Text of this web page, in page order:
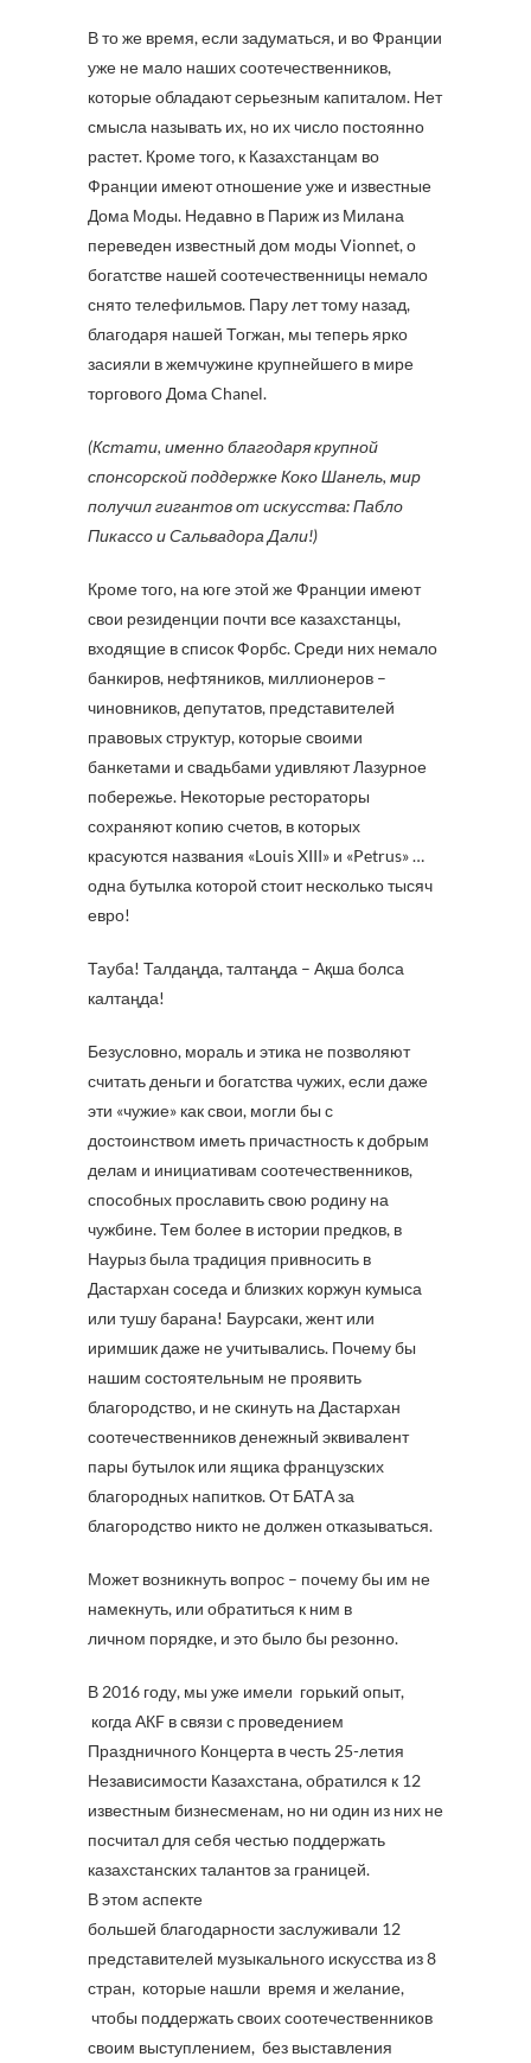
В то же время, если задуматься, и во Франции
уже не мало наших соотечественников,
которые обладают серьезным капиталом. Нет
смысла называть их, но их число постоянно
растет. Кроме того, к Казахстанцам во
Франции имеют отношение уже и известные
Дома Моды. Недавно в Париж из Милана
переведен известный дом моды Vionnet, о
богатстве нашей соотечественницы немало
снято телефильмов. Пару лет тому назад,
благодаря нашей Тогжан, мы теперь ярко
засияли в жемчужине крупнейшего в мире
торгового Дома Chanel.
(Кстати, именно благодаря крупной
спонсорской поддержке Коко Шанель, мир
получил гигантов от искусства: Пабло
Пикассо и Сальвадора Дали!)
Кроме того, на юге этой же Франции имеют
свои резиденции почти все казахстанцы,
входящие в список Форбс. Среди них немало
банкиров, нефтяников, миллионеров –
чиновников, депутатов, представителей
правовых структур, которые своими
банкетами и свадьбами удивляют Лазурное
побережье. Некоторые рестораторы
сохраняют копию счетов, в которых
красуются названия «Louis XIII» и «Petrus» …
одна бутылка которой стоит несколько тысяч
евро!
Тауба! Талдаңда, талтаңда – Ақша болса
калтаңда!
Безусловно, мораль и этика не позволяют
считать деньги и богатства чужих, если даже
эти «чужие» как свои, могли бы с
достоинством иметь причастность к добрым
делам и инициативам соотечественников,
способных прославить свою родину на
чужбине. Тем более в истории предков, в
Наурыз была традиция привносить в
Дастархан соседа и близких коржун кумыса
или тушу барана! Баурсаки, жент или
иримшик даже не учитывались. Почему бы
нашим состоятельным не проявить
благородство, и не скинуть на Дастархан
соотечественников денежный эквивалент
пары бутылок или ящика французских
благородных напитков. От БАТА за
благородство никто не должен отказываться.
Может возникнуть вопрос – почему бы им не
намекнуть, или обратиться к ним в
личном порядке, и это было бы резонно.
В 2016 году, мы уже имели горький опыт,
когда АКF в связи с проведением
Праздничного Концерта в честь 25-летия
Независимости Казахстана, обратился к 12
известным бизнесменам, но ни один из них не
посчитал для себя честью поддержать
казахстанских талантов за границей.
В этом аспекте
большей благодарности заслуживали 12
представителей музыкального искусства из 8
стран, которые нашли время и желание,
чтобы поддержать своих соотечественников
своим выступлением, без выставления